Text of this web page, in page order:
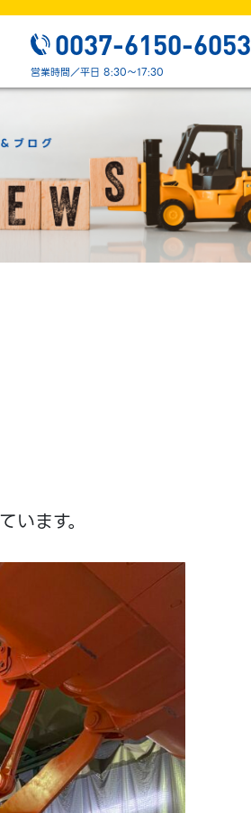
0037-6150-6053
営業時間／平日 8:30～17:30
ます。